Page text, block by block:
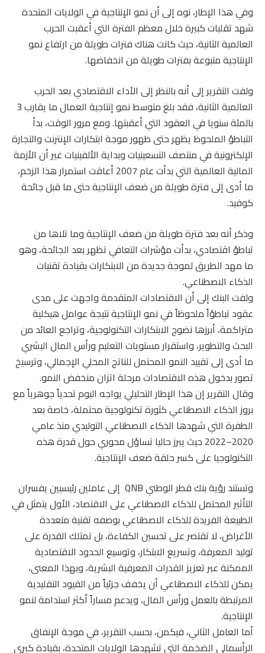
وفي هذا الإطار، نوه إلى أن نمو الإنتاجية في الولايات المتحدة
شهد تقلبات كبيرة خلال معظم الفترة التي أعقبت الحرب
العالمية الثانية، حيث كانت هناك فترات طويلة من ارتفاع نمو
الإنتاجية متبوعة بفترات طويلة من انخفاضها.
ولفت التقرير إلى أنه بالنظر إلى الأداء الاقتصادي بعد الحرب
العالمية الثانية، فقد بلغ متوسط نمو إنتاجية العمال ما يقارب 3
بالمئة سنويا في العقود التي أعقبتها. ومع مرور الوقت، بدأ
التباطؤ الملحوظ يظهر حتى ظهور موجة ابتكارات الإنترنت والتجارة
الإلكترونية في منتصف التسعينيات وبداية الألفينيات غير أن الأزمة
المالية العالمية التي بدأت عام 2007 أعاقت استمرار هذا الزخم،
ما أدى إلى فترة طويلة من ضعف الإنتاجية حتى ما قبل جائحة
كوفيد.
وذكر أنه بعد فترة طويلة من ضعف الإنتاجية وما تلاها من
تباطؤ اقتصادي، بدأت مؤشرات التعافي تظهر بعد الجائحة، وهو
ما مهد الطريق لموجة جديدة من الابتكارات بقيادة تقنيات
الذكاء الاصطناعي.
ولفت البنك إلى أن الاقتصادات المتقدمة واجهت على مدى
عقود تباطؤاً ملحوظاً في نمو الإنتاجية نتيجة عوامل هيكلية
متراكمة، أبرزها نضوج الابتكارات التكنولوجية، وتراجع العائد من
البحث والتطوير، واستقرار مستويات التعليم ورأس المال البشري
ما أدى إلى تقييد النمو المحتمل للناتج المحلي الإجمالي، وترسيخ
تصور بدخول هذه الاقتصادات مرحلة اتزان منخفض النمو.
وقال التقرير إن هذا الإطار التحليلي يواجه اليوم تحدياً جوهرياً مع
بروز الذكاء الاصطناعي كثورة تكنولوجية محتملة، خاصة بعد
الطفرة التي شهدها الذكاء الاصطناعي التوليدي منذ عامي
2020–2022 حيث يبرز حاليا تساؤل محوري حول قدرة هذه
التكنولوجيا على كسر حلقة ضعف الإنتاجية.
وتستند رؤية بنك قطر الوطني QNB إلى عاملين رئيسيين يفسران
التأثير المحتمل للذكاء الاصطناعي على الاقتصاد، الأول يتمثل في
الطبيعة الفريدة للذكاء الاصطناعي بوصفه تقنية متعددة
الأغراض، لا تقتصر على تحسين الكفاءة، بل تمتلك القدرة على
توليد المعرفة، وتسريع الابتكار، وتوسيع الحدود الاقتصادية
الممكنة عبر تعزيز القدرات المعرفية البشرية، وبهذا المعنى،
يمكن للذكاء الاصطناعي أن يخفف جزئياً من القيود التقليدية
المرتبطة بالعمل ورأس المال، ويدعم مساراً أكثر استدامة لنمو
الإنتاجية.
أما العامل الثاني، فيكمن، بحسب التقرير، في موجة الإنفاق
الرأسمالي الضخمة التي تشهدها الولايات المتحدة، بقيادة كبرى